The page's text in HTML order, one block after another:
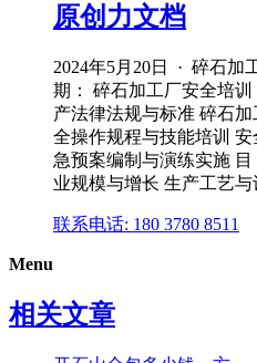
原创力文档
2024年5月20日 · 碎石加
期： 碎石加工厂安全培
产法律法规与标准 碎石
全操作规程与技能培训
急预案编制与演练实施
业规模与增长 生产工艺与
联系电话: 180 3780 8511
Menu
相关文章